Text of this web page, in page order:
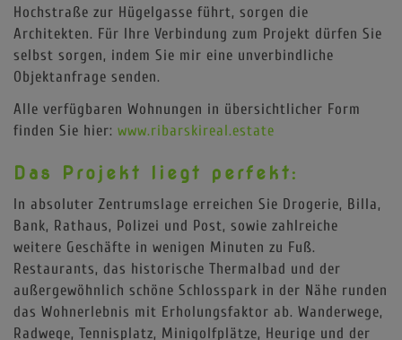
Hochstraße zur Hügelgasse führt, sorgen die
Architekten. Für Ihre Verbindung zum Projekt dürfen Sie
selbst sorgen, indem Sie mir eine unverbindliche
Objektanfrage senden.
Alle verfügbaren Wohnungen in übersichtlicher Form
finden Sie hier: www.ribarskireal.estate
Das Projekt liegt perfekt:
In absoluter Zentrumslage erreichen Sie Drogerie, Billa,
Bank, Rathaus, Polizei und Post, sowie zahlreiche
weitere Geschäfte in wenigen Minuten zu Fuß.
Restaurants, das historische Thermalbad und der
außergewöhnlich schöne Schlosspark in der Nähe runden
das Wohnerlebnis mit Erholungsfaktor ab. Wanderwege,
Radwege, Tennisplatz, Minigolfplätze, Heurige und der